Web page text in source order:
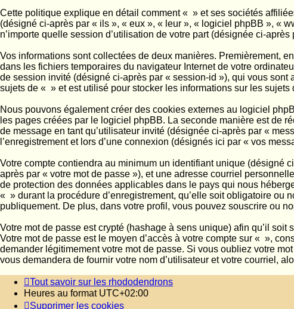
Cette politique explique en détail comment « » et ses sociétés
(désigné ci-après par « ils », « eux », « leur », « logiciel phpBB », «
n’importe quelle session d’utilisation de votre part (désignée ci-
Vos informations sont collectées de deux manières. Premièrement,
dans les fichiers temporaires du navigateur Internet de votre
de session invité (désigné ci-après par « session-id »), qui vous
sujets de « » et est utilisé pour stocker les informations sur les
Nous pouvons également créer des cookies externes au logiciel
les pages créées par le logiciel phpBB. La seconde manière est de
de message en tant qu’utilisateur invité (désignée ci-après par «
l’enregistrement et lors d’une connexion (désignés ici par « vos
Votre compte contiendra au minimum un identifiant unique (désigné
après par « votre mot de passe »), et une adresse courriel
de protection des données applicables dans le pays qui nous
« » durant la procédure d’enregistrement, qu’elle soit obligatoire
publiquement. De plus, dans votre profil, vous pouvez souscrire ou
Votre mot de passe est crypté (hashage à sens unique) afin qu’il
Votre mot de passe est le moyen d’accès à votre compte sur « »,
demander légitimement votre mot de passe. Si vous oubliez votre
vous demandera de fournir votre nom d’utilisateur et votre courriel,
Tout savoir sur les rhododendrons
Heures au format UTC+02:00
Supprimer les cookies